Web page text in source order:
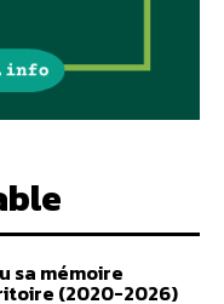
sa mémoire
(2020-2026)